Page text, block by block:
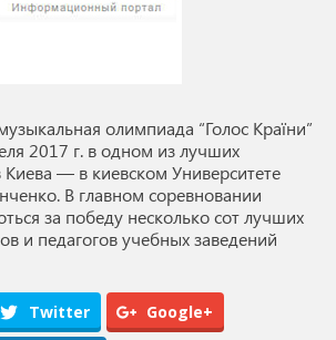
олимпиада “Голос Країни”
2017 г. в одном из лучших
Киева — в киевском Университете
В главном соревновании
за победу несколько сот лучших
и педагогов учебных заведений
Twitter Google+